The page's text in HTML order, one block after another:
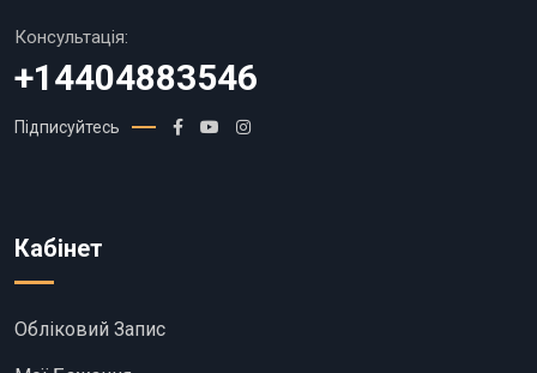
Консультація:
+14404883546
Підписуйтесь
Кабінет
Обліковий Запис